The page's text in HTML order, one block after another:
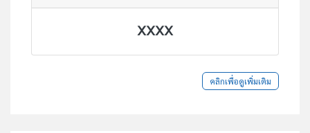
XXXX
คลิกเพื่อดูเพิ่มเติม